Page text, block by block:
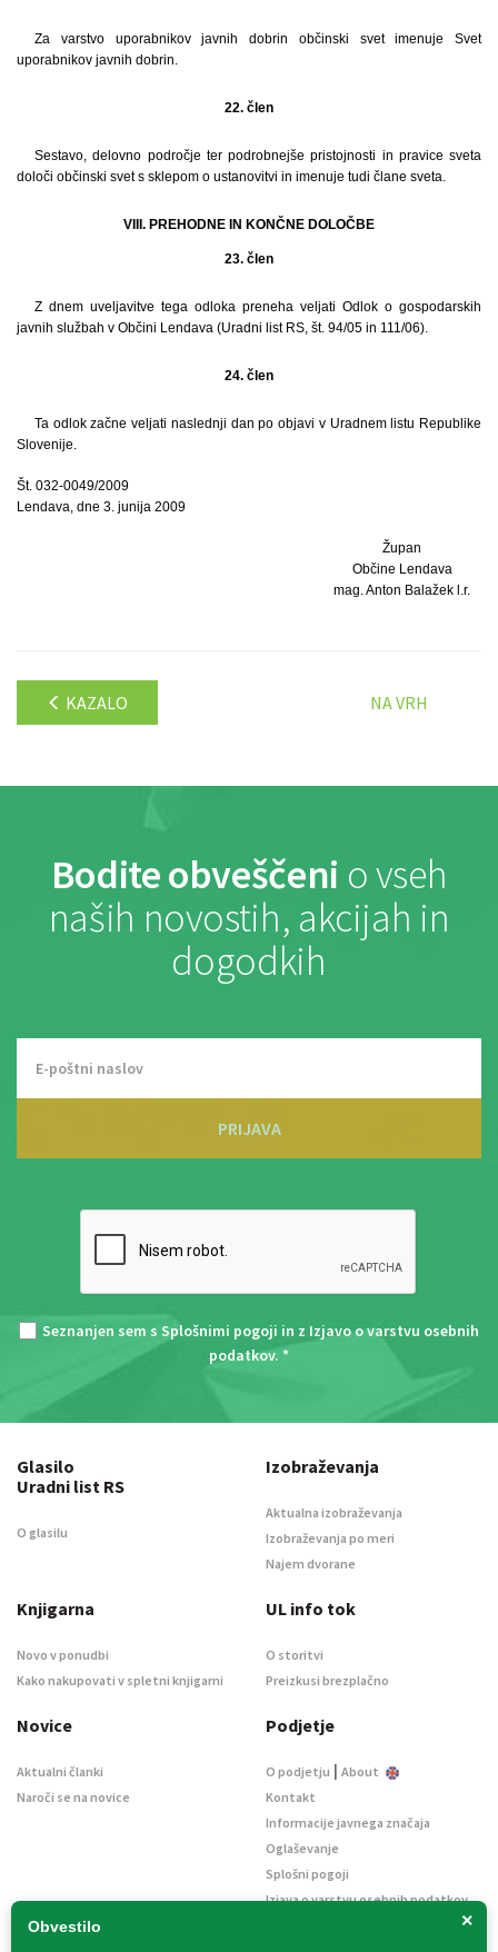
Za varstvo uporabnikov javnih dobrin občinski svet imenuje Svet
uporabnikov javnih dobrin.
22. člen
Sestavo, delovno področje ter podrobnejše pristojnosti in pravice sveta
določi občinski svet s sklepom o ustanovitvi in imenuje tudi člane sveta.
VIII. PREHODNE IN KONČNE DOLOČBE
23. člen
Z dnem uveljavitve tega odloka preneha veljati Odlok o gospodarskih
javnih službah v Občini Lendava (Uradni list RS, št. 94/05 in 111/06).
24. člen
Ta odlok začne veljati naslednji dan po objavi v Uradnem listu Republike
Slovenije.
Št. 032-0049/2009
Lendava, dne 3. junija 2009
Župan
Občine Lendava
mag. Anton Balažek l.r.
KAZALO NA VRH
Bodite obveščeni o vseh
naših novostih, akcijah in
dogodkih
PRIJAVA
Seznanjen sem s Splošnimi pogoji in z Izjavo o varstvu osebnih
podatkov. *
×
Obvestilo
Glasilo
Uradni list RS
O glasilu
Izobraževanja
Aktualna izobraževanja
Izobraževanja po meri
Najem dvorane
Knjigarna
Novo v ponudbi
Kako nakupovati v spletni knjigarni
UL info tok
O storitvi
Preizkusi brezplačno
Novice
Aktualni članki
Naroči se na novice
Podjetje
O podjetju | About
Kontakt
Informacije javnega značaja
Oglaševanje
Splošni pogoji
Izjava o varstvu osebnih podatkov